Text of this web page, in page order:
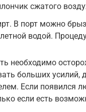
сжатого
В порт можно
водой.
необходимо
больших усилий,
Если появился
если есть